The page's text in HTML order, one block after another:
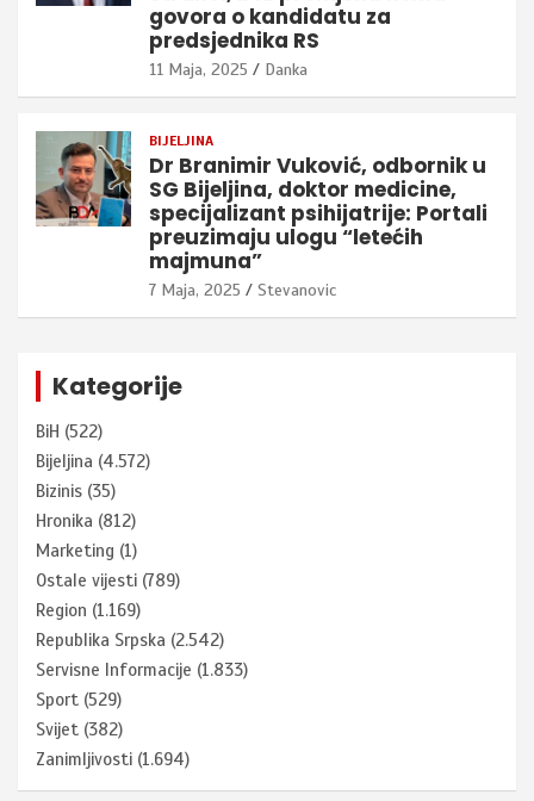
govora o kandidatu za
predsjednika RS
11 Maja, 2025 Danka
BIJELJINA
Dr Branimir Vuković, odbornik u
SG Bijeljina, doktor medicine,
specijalizant psihijatrije: Portali
preuzimaju ulogu “letećih
majmuna”
7 Maja, 2025 Stevanovic
Kategorije
BiH (522)
Bijeljina (4.572)
Bizinis (35)
Hronika (812)
Marketing (1)
Ostale vijesti (789)
Region (1.169)
Republika Srpska (2.542)
Servisne Informacije (1.833)
Sport (529)
Svijet (382)
Zanimljivosti (1.694)